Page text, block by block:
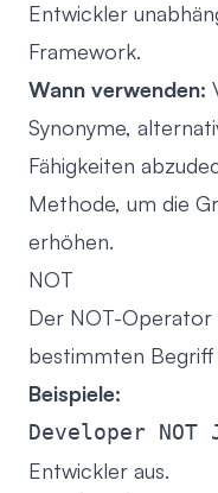
Entwickler
Framework.
Wann verwenden:
Synonyme,
Fähigkeiten
Methode, um die
erhöhen.
NOT
Der NOT-
bestimmten
Beispiele:
Developer NOT
Entwickler aus.